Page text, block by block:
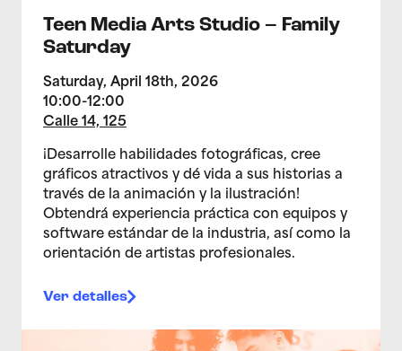
Teen Media Arts Studio – Family
Saturday
Saturday, April 18th, 2026
10:00-12:00
Calle 14, 125
¡Desarrolle habilidades fotográficas, cree
gráficos atractivos y dé vida a sus historias a
través de la animación y la ilustración!
Obtendrá experiencia práctica con equipos y
software estándar de la industria, así como la
orientación de artistas profesionales.
Ver detalles
>Estudio de artes multimedia para adolescentes 2/11